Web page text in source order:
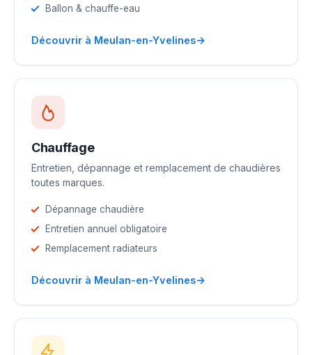
Ballon & chauffe-eau
Découvrir à Meulan-en-Yvelines→
Chauffage
Entretien, dépannage et remplacement de chaudières
toutes marques.
Dépannage chaudière
Entretien annuel obligatoire
Remplacement radiateurs
Découvrir à Meulan-en-Yvelines→